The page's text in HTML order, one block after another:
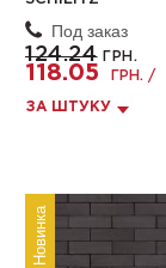
Под заказ
124.24ГРН.
118.05 ГРН. /
ЗА ШТУКУ
Новинка